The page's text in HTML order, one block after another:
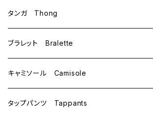
B75
C65
C70
C75
M
L
タンガ Thong
M
ブラレット Bralette
M
L
キャミソール Camisole
M
タップパンツ Tappants